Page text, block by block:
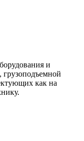
и
грузоподъемной
как на